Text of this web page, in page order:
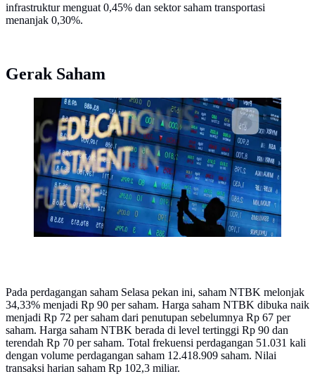
infrastruktur menguat 0,45% dan sektor saham transportasi
menanjak 0,30%.
Gerak Saham
Pengunjung melintas di dekat monitor perkembangan
saham di Bursa Efek Indonesia, Jakarta.
(Liputan6.com/Immanuel Antonius)
Pada perdagangan saham Selasa pekan ini, saham NTBK melonjak
34,33% menjadi Rp 90 per saham. Harga saham NTBK dibuka naik
menjadi Rp 72 per saham dari penutupan sebelumnya Rp 67 per
saham. Harga saham NTBK berada di level tertinggi Rp 90 dan
terendah Rp 70 per saham. Total frekuensi perdagangan 51.031 kali
dengan volume perdagangan saham 12.418.909 saham. Nilai
transaksi harian saham Rp 102,3 miliar.